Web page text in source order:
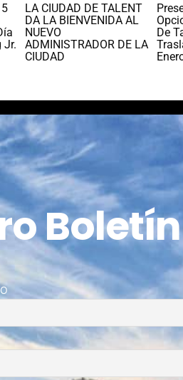
Jr.
LA CIUDAD DE TALENT
DA LA BIENVENIDA AL
NUEVO
ADMINISTRADOR DE LA
CIUDAD
De
Boletín